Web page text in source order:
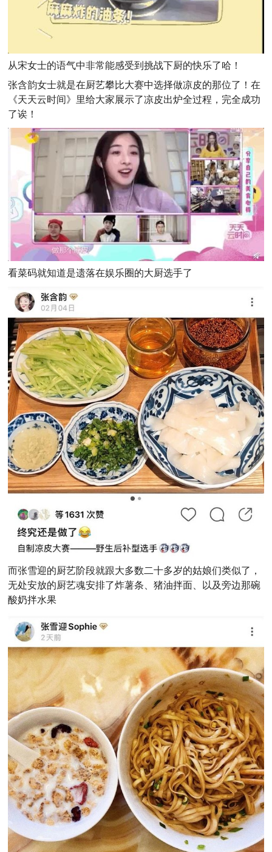
从宋女士的语气中非常能感受到挑战下厨的快乐了哈！
张含韵女士就是在厨艺攀比大赛中选择做凉皮的那位了！在
《天天云时间》里给大家展示了凉皮出炉全过程，完全成功
了诶！
看菜码就知道是遗落在娱乐圈的大厨选手了
而张雪迎的厨艺阶段就跟大多数二十多岁的姑娘们类似了，
无处安放的厨艺魂安排了炸薯条、猪油拌面、以及旁边那碗
酸奶拌水果